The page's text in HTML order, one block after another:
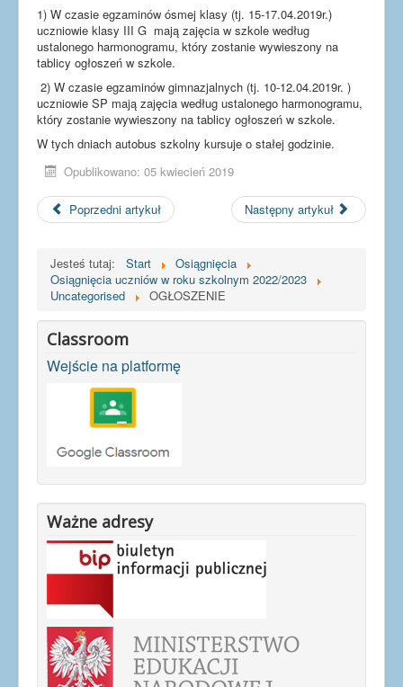
1) W czasie egzaminów ósmej klasy (tj. 15-17.04.2019r.)
uczniowie klasy III G mają zajęcia w szkole według
ustalonego harmonogramu, który zostanie wywieszony na
tablicy ogłoszeń w szkole.
2) W czasie egzaminów gimnazjalnych (tj. 10-12.04.2019r. )
uczniowie SP mają zajęcia według ustalonego harmonogramu,
który zostanie wywieszony na tablicy ogłoszeń w szkole.
W tych dniach autobus szkolny kursuje o stałej godzinie.
Opublikowano: 05 kwiecień 2019
Poprzedni artykuł Następny artykuł
Jesteś tutaj: Start
Osiągnięcia
Osiągnięcia uczniów w roku szkolnym 2022/2023
Uncategorised
OGŁOSZENIE
Classroom
Wejście na platformę
Ważne adresy